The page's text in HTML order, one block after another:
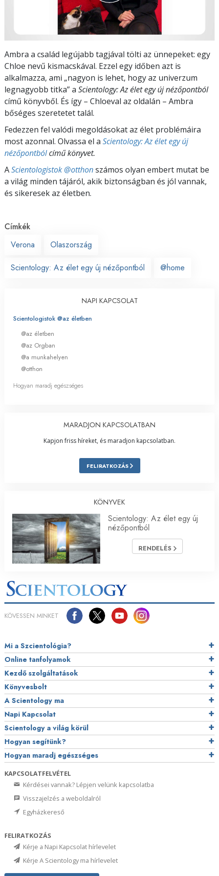
Ambra a család legújabb tagjával tölti az ünnepeket: egy
Chloe nevű kismacskával. Ezzel egy időben azt is
alkalmazza, ami „nagyon is lehet, hogy az univerzum
legnagyobb titka” a Scientology: Az élet egy új nézőpontból
című könyvből. És így – Chloeval az oldalán – Ambra
bőséges szeretetet talál.
Fedezzen fel valódi megoldásokat az élet problémáira
most azonnal. Olvassa el a Scientology: Az élet egy új
nézőpontbólcímű könyvet.
AScientologistok @otthonszámos olyan embert mutat be
a világ minden tájáról, akik biztonságban és jól vannak,
és sikeresek az életben.
Címkék
Verona
Olaszország
Scientology: Az élet egy új nézőpontból @home
NAPI KAPCSOLAT
Scientologistok @az életben
@az életben
@az Orgban
@a munkahelyen
@otthon
Hogyan maradj egészséges
MARADJON KAPCSOLATBAN
Kapjon friss híreket, és maradjon kapcsolatban.
FELIRATKOZÁS
KÖNYVEK
Scientology: Az élet egy új
nézőpontból
RENDELÉS
KÖVESSEN MINKET
Mi a Szcientológia?
Online tanfolyamok
Kezdő szolgáltatások
Könyvesbolt
A Scientology ma
Napi Kapcsolat
Scientology a világ körül
Hogyan segítünk?
Hogyan maradj egészséges
KAPCSOLATFELVÉTEL
Kérdései vannak? Lépjen velünk kapcsolatba
Visszajelzés a weboldalról
Egyházkereső
FELIRATKOZÁS
Kérje a Napi Kapcsolat hírlevelet
Kérje A Scientology ma hírlevelet